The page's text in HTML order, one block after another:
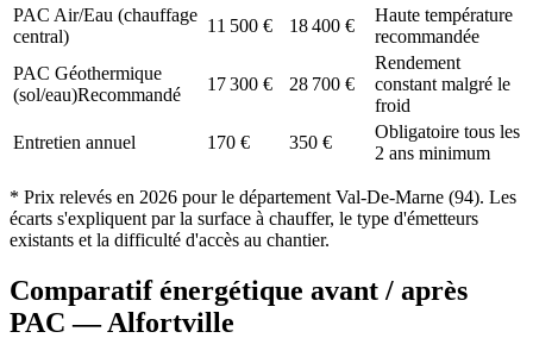
PAC Air/Eau (chauffage
central)
11 500 € 18 400 €
Haute température
recommandée
PAC Géothermique
(sol/eau)Recommandé
17 300 € 28 700 €
Rendement
constant malgré le
froid
Entretien annuel
170 € 350 €
Obligatoire tous les
2 ans minimum
* Prix relevés en 2026 pour le département Val-De-Marne (94). Les
écarts s'expliquent par la surface à chauffer, le type d'émetteurs
existants et la difficulté d'accès au chantier.
Comparatif énergétique avant / après
PAC —Alfortville